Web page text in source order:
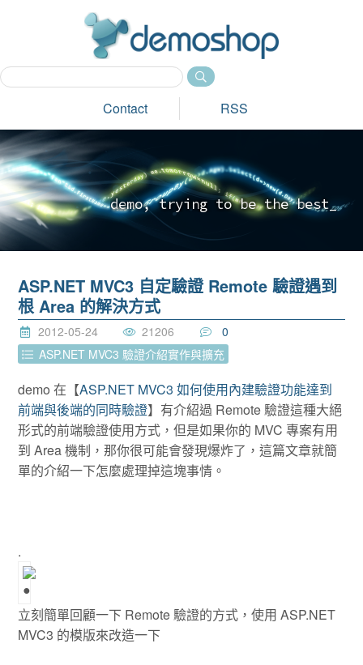
Contact RSS
demo, tryi ng to be the best_
ASP.NET MVC3 自定驗證 Remote 驗證遇到
根 Area 的解決方式
2012-05-24 21206
0
ASP.NET MVC3 驗證介紹實作與擴充
demo 在【ASP.NET MVC3 如何使用內建驗證功能達到
前端與後端的同時驗證】有介紹過 Remote 驗證這種大絕
形式的前端驗證使用方式，但是如果你的 MVC 專案有用
到 Area 機制，那你很可能會發現爆炸了，這篇文章就簡
單的介紹一下怎麼處理掉這塊事情。
.
立刻簡單回顧一下 Remote 驗證的方式，使用 ASP.NET
MVC3 的模版來改造一下